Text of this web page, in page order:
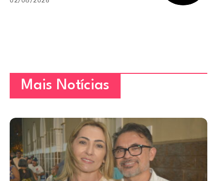
Mais Notícias